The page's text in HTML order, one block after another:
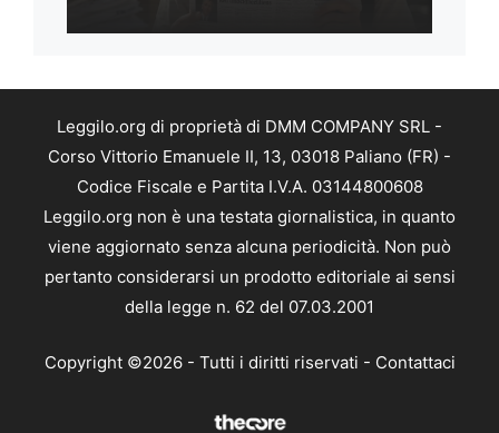
Leggilo.org di proprietà di DMM COMPANY SRL -
Corso Vittorio Emanuele II, 13, 03018 Paliano (FR) -
Codice Fiscale e Partita I.V.A. 03144800608
Leggilo.org non è una testata giornalistica, in quanto
viene aggiornato senza alcuna periodicità. Non può
pertanto considerarsi un prodotto editoriale ai sensi
della legge n. 62 del 07.03.2001
Copyright ©2026 - Tutti i diritti riservati - Contattaci